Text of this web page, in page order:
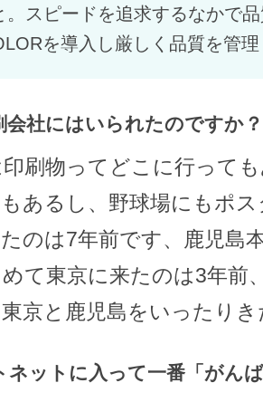
。スピードを追求するなかで
を導入し厳しく品質を管
会社にはいられたのですか？
刷物ってどこに行って
あるし、野球場にもポ
のは7年前です、鹿児島
て東京に来たのは3年前
京と鹿児島をいったり
ネットに入って一番「がん